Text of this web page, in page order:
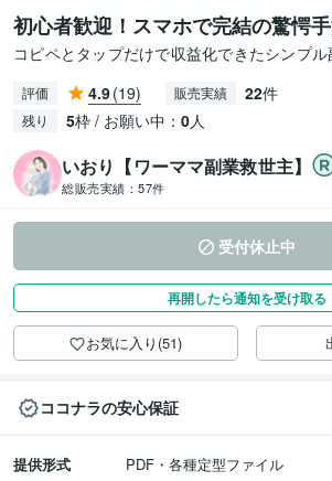
初心者歓迎！スマホで完結の驚愕
コピペとタップだけで収益化できたシンプル
評価 4.9(19) 販売実績 22件
残り 5枠 / お願い中： 0人
いおり【ワーママ副業救世主】
総販売実績： 57件
受付休止中
再開したら通知を受け取る
お気に入り(51)
ココナラの安心保証
提供形式
PDF・各種定型ファイル